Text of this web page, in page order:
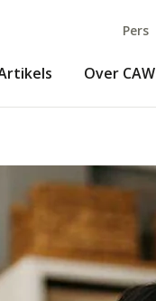
Over CAW
Pers